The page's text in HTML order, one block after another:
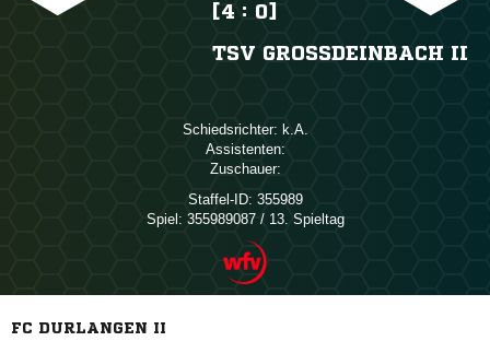
[4 : 0]
TSV GROSSDEINBACH II
Schiedsrichter: 
Assistenten:
Zuschauer:
Staffel-ID: 355989
Spiel: 355989087 / 13. Spieltag
FC DURLANGEN II